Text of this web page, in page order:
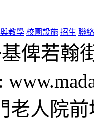
教學 校園設施 招生 聯
俾若翰
老人院